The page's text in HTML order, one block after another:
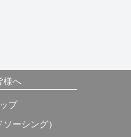
様へ
プ
ーシング）